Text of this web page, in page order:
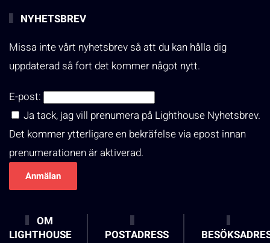
NYHETSBREV
Missa inte vårt nyhetsbrev så att du kan hålla dig
uppdaterad så fort det kommer något nytt.
E-post:
Ja tack, jag vill prenumera på Lighthouse Nyhetsbrev.
Det kommer ytterligare en bekräfelse via epost innan
prenumerationen är aktiverad.
OM
LIGHTHOUSE
POSTADRESS